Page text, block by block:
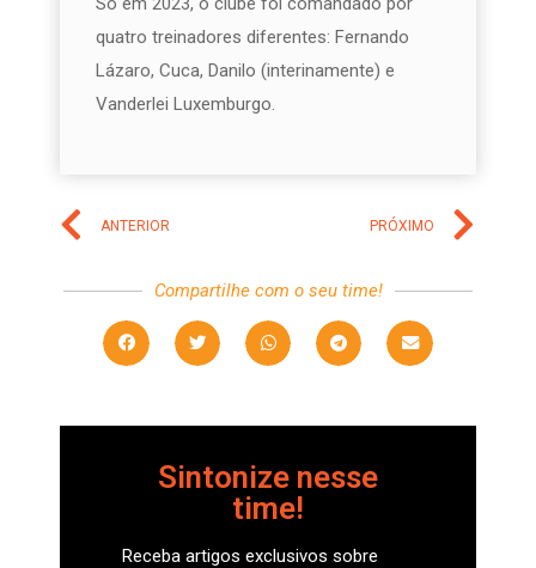
quatro treinadores diferentes: Fernando
Lázaro, Cuca, Danilo (interinamente) e
Vanderlei Luxemburgo.
ANTERIOR PRÓXIMO
Compartilhe com o seu time!
Sintonize nesse
time!
Receba artigos exclusivos sobre